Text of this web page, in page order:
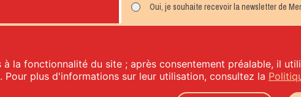
Oui, je souhaite recevoir la newsletter de
la fonctionnalité du site ; après consentement préalable, il
plus d'informations sur leur utilisation, consultez la